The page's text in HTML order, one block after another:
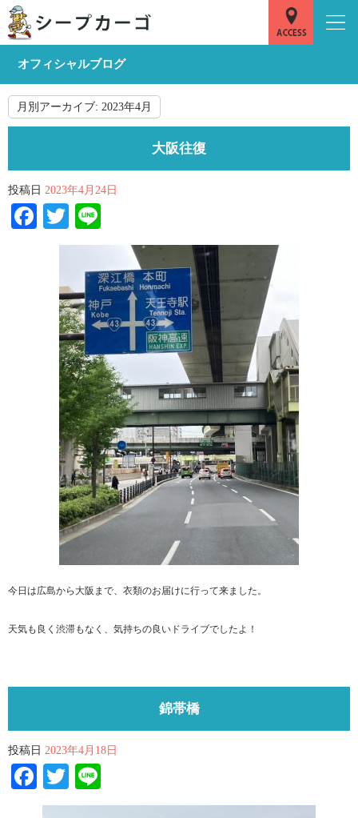
オフィシャルブログ
月別アーカイブ: 2023年4月
大阪往復
投稿日 2023年4月24日
Facebook
Twitter
今日は広島から大阪まで、衣類のお届けに行って来ました。
天気も良く渋滞もなく、気持ちの良いドライブでしたよ！
錦帯橋
投稿日 2023年4月18日
Facebook
Twitter